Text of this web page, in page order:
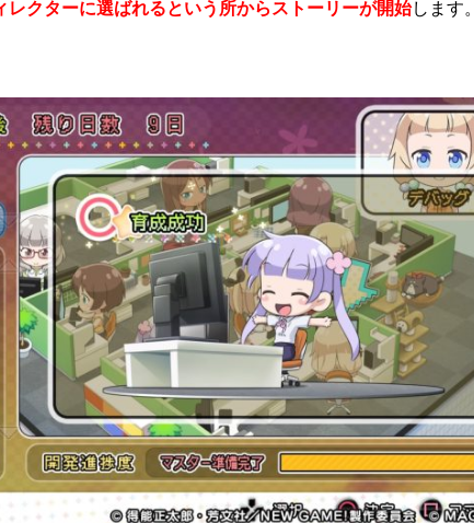
レクターに選ばれるという所からストーリーが開始します。